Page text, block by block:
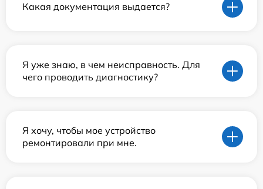
Какая документация выдается?
Я уже знаю, в чем неисправность. Для
чего проводить диагностику?
Я хочу, чтобы мое устройство
ремонтировали при мне.